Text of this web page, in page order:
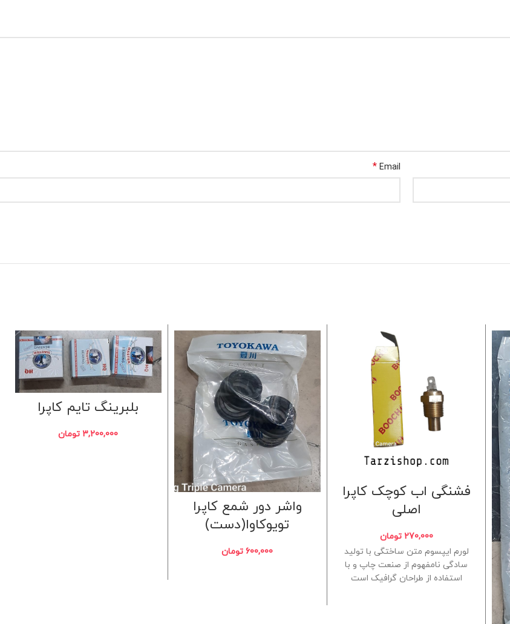
Email
*
فشنگی اب کوچک کاپرا
اصلی
270,000 تومان
لورم ایپسوم متن ساختگی با تولید
سادگی نامفهوم از صنعت چاپ و با
استفاده از طراحان گرافیک است
واشر دور شمع کاپرا
تویوکاوا(دست)
600,000 تومان
بلبرینگ تایم کاپرا
3,200,000 تومان